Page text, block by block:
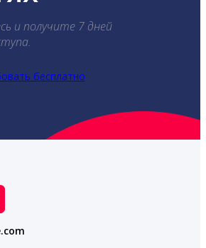
и получите 7 дней
бесплатно